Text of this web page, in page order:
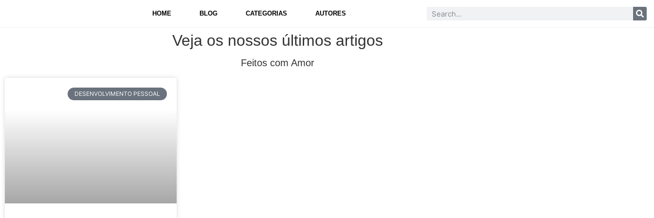
HOME BLOG CATEGORIAS AUTORES
Veja os nossos últimos artigos
Feitos com Amor
DESENVOLVIMENTO PESSOAL